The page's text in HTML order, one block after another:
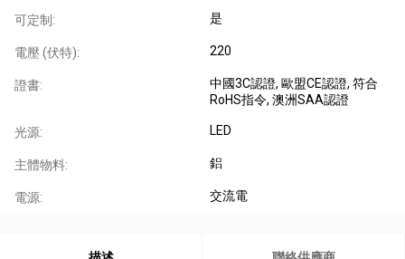
可定制: 是
電壓 (伏特): 220
證書: 中國3C認證, 歐盟CE認證, 符合
RoHS指令, 澳洲SAA認證
光源: LED
主體物料: 鋁
電源: 交流電